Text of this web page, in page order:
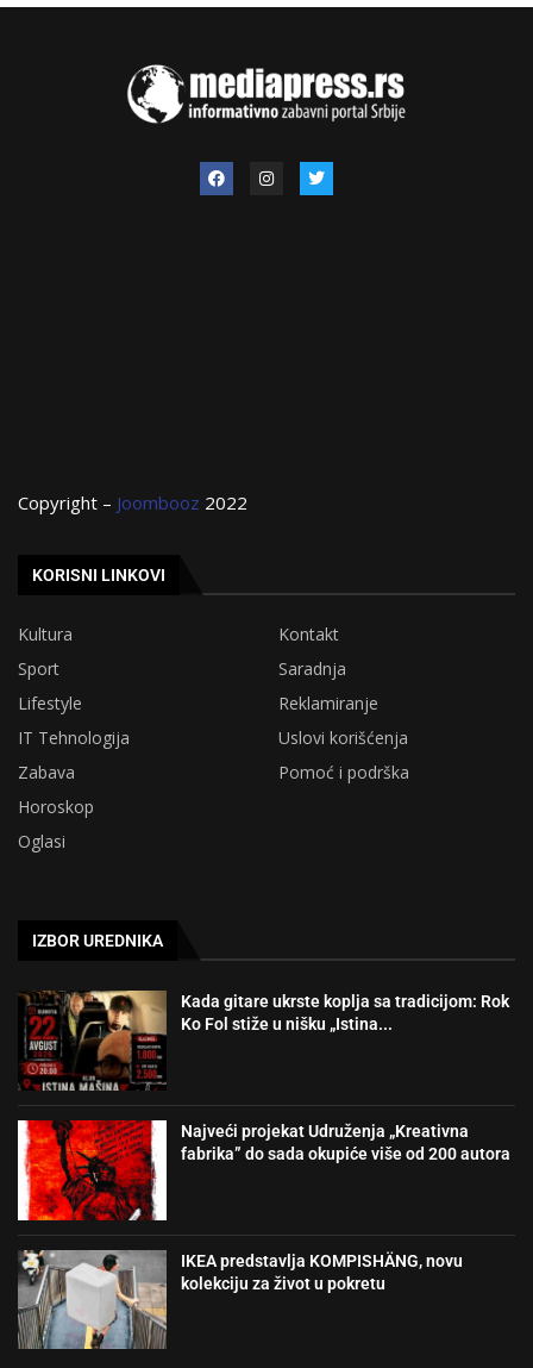
Copyright – Joombooz 2022
KORISNI LINKOVI
Kultura
Kontakt
Sport
Saradnja
Lifestyle
Reklamiranje
IT Tehnologija
Uslovi korišćenja
Zabava
Pomoć i podrška
Horoskop
Oglasi
IZBOR UREDNIKA
Kada gitare ukrste koplja sa tradicijom: Rok
Ko Fol stiže u nišku „Istina...
Najveći projekat Udruženja „Kreativna
fabrika” do sada okupiće više od 200 autora
IKEA predstavlja KOMPISHÄNG, novu
kolekciju za život u pokretu